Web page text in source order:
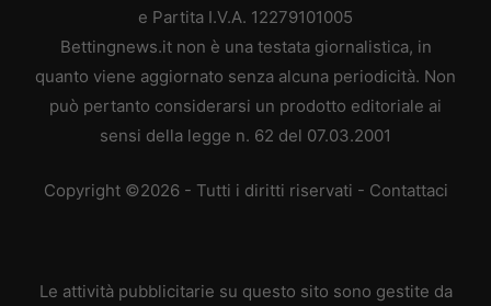
e Partita I.V.A. 12279101005
Bettingnews.it non è una testata giornalistica, in
quanto viene aggiornato senza alcuna periodicità. Non
può pertanto considerarsi un prodotto editoriale ai
sensi della legge n. 62 del 07.03.2001
Copyright ©2026 - Tutti i diritti riservati - Contattaci
Le attività pubblicitarie su questo sito sono gestite da